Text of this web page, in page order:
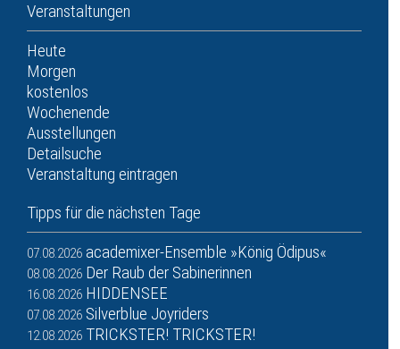
Veranstaltungen
Heute
Morgen
kostenlos
Wochenende
Ausstellungen
Detailsuche
Veranstaltung eintragen
Tipps für die nächsten Tage
07.08.2026 academixer-Ensemble »König Ödipus«
08.08.2026 Der Raub der Sabinerinnen
16.08.2026 HIDDENSEE
07.08.2026 Silverblue Joyriders
12.08.2026 TRICKSTER! TRICKSTER!